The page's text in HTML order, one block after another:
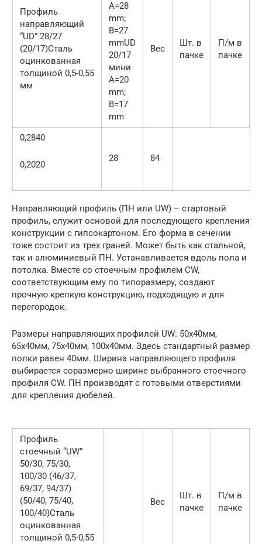
Профиль
направляющий
“UD” 28/27
(20/17)Сталь
оцинкованная
толщиной 0,5-0,55
мм
А=28
mm;
B=27
mmUD
20/17
мини
А=20
mm;
B=17
mm
Вес
Шт. в
пачке
П/м в
пачке
0,2840
0,2020
28 84
Направляющий профиль (ПН или UW) – стартовый
профиль, служит основой для последующего крепления
конструкции с гипсокартоном. Его форма в сечении
тоже состоит из трех граней. Может быть как стальной,
так и алюминиевый ПН. Устанавливается вдоль пола и
потолка. Вместе со стоечным профилем CW,
соответствующим ему по типоразмеру, создают
прочную крепкую конструкцию, подходящую и для
перегородок.
Размеры направляющих профилей UW: 50х40мм,
65х40мм, 75х40мм, 100х40мм. Здесь стандартный размер
полки равен 40мм. Ширина направляющего профиля
выбирается соразмерно ширине выбранного стоечного
профиля CW. ПН производят с готовыми отверстиями
для крепления дюбелей.
Профиль
стоечный “UW”
50/30, 75/30,
100/30 (46/37,
69/37, 94/37)
(50/40, 75/40,
100/40)Сталь
оцинкованная
толщиной 0,5-0,55
Вес
Шт. в
пачке
П/м в
пачке